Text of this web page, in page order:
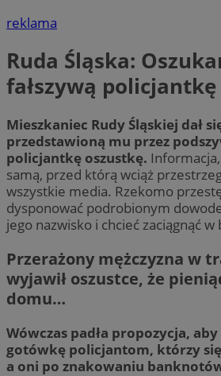
reklama
Ruda Śląska:
fałszywą policjantkę
Mieszkaniec Rudy Śląskiej dał
przedstawioną mu przez
policjantkę oszustkę. Informacja,
samą, przed którą wciąż
wszystkie media. Rzekomo
dysponować podrobionym
jego nazwisko i chcieć zaciągnąć
Przerażony mężczyzna w
wyjawił oszustce, że
domu…
Wówczas padła propozycja,
gotówkę policjantom, którzy się
a oni po znakowaniu